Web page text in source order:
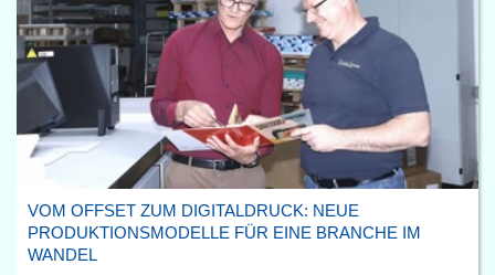
VOM OFFSET ZUM DIGITALDRUCK: NEUE
PRODUKTIONSMODELLE FÜR EINE BRANCHE IM
WANDEL